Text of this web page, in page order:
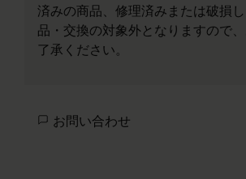
済みの商品、修理済みまたは破損
品・交換の対象外となりますので
了承ください。
お問い合わせ